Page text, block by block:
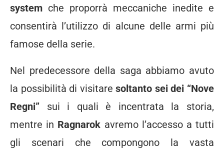
system che proporrà meccaniche inedite e
consentirà l’utilizzo di alcune delle armi più
famose della serie.
Nel predecessore della saga abbiamo avuto
la possibilità di visitaresoltanto sei dei “Nove
Regni” sui i quali è incentrata la storia,
mentre in Ragnarok avremo l’accesso a tutti
gli scenari che compongono la vasta